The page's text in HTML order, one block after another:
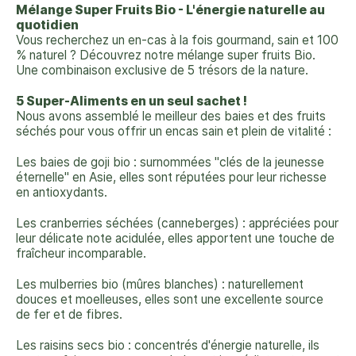
Mélange Super Fruits Bio - L'énergie naturelle au
quotidien
Vous recherchez un en-cas à la fois gourmand, sain et 100
% naturel ? Découvrez notre mélange super fruits Bio.
Une combinaison exclusive de 5 trésors de la nature.
5 Super-Aliments en un seul sachet !
Nous avons assemblé le meilleur des baies et des fruits
séchés pour vous offrir un encas sain et plein de vitalité :
Les baies de goji bio : surnommées "clés de la jeunesse
éternelle" en Asie, elles sont réputées pour leur richesse
en antioxydants.
Les cranberries séchées (canneberges) : appréciées pour
leur délicate note acidulée, elles apportent une touche de
fraîcheur incomparable.
Les mulberries bio (mûres blanches) : naturellement
douces et moelleuses, elles sont une excellente source
de fer et de fibres.
Les raisins secs bio : concentrés d'énergie naturelle, ils